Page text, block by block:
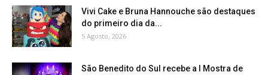
Vivi Cake e Bruna Hannouche são destaques
do primeiro dia da...
5 Agosto, 2026
São Benedito do Sul recebe a I Mostra de